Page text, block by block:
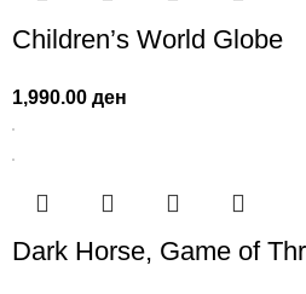
Children’s World Globe
1,990.00ден
Dark Horse, Game of